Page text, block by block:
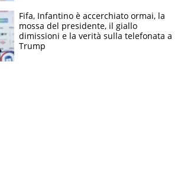
Fifa, Infantino è accerchiato ormai, la
mossa del presidente, il giallo
dimissioni e la verità sulla telefonata a
Trump